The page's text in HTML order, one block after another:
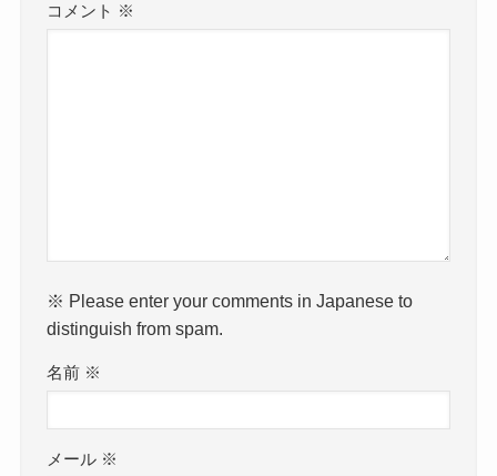
コメント ※
※ Please enter your comments in Japanese to
distinguish from spam.
名前 ※
メール ※